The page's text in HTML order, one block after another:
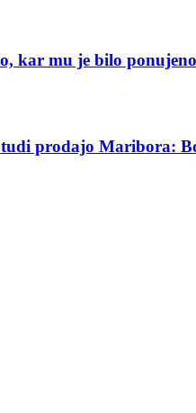
kar mu je bilo
prodajo Maribora: